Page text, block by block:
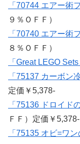
「70744 エアー術
９％ＯＦＦ）
「70740 エアー術
８％ＯＦＦ）
「Great LEGO
「75137 カーボン
定価￥5,378-
「75136 ドロイド
ＦＦ）定価￥5,378-
「75135 オビ=ワ